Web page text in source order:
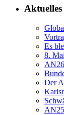
Aktuelles
Es
8.
Der